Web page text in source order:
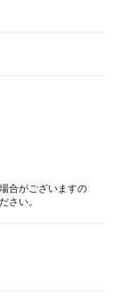
合がございますの
さい。